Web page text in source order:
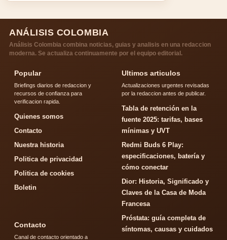
ANÁLISIS COLOMBIA
Análisis Colombia combina noticias, guias y analisis en una redaccion
moderna. Se actualiza continuamente por el equipo editorial.
Popular
Briefings diarios de redaccion y
recursos de confianza para
verificacion rapida.
Quienes somos
Contacto
Nuestra historia
Politica de privacidad
Politica de cookies
Boletin
Ultimos articulos
Actualizaciones urgentes revisadas
por la redaccion antes de publicar.
Tabla de retención en la
fuente 2025: tarifas, bases
mínimas y UVT
Redmi Buds 6 Play:
especificaciones, batería y
cómo conectar
Dior: Historia, Significado y
Claves de la Casa de Moda
Francesa
Próstata: guía completa de
síntomas, causas y cuidados
Contacto
Canal de contacto orientado a